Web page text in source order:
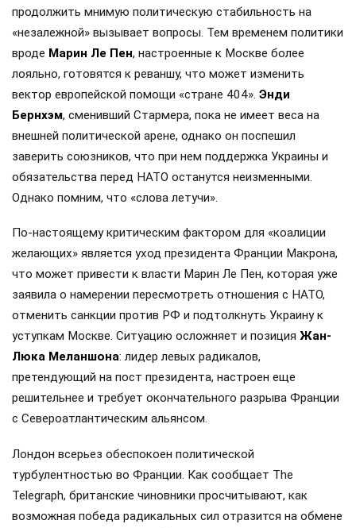
продолжить мнимую политическую стабильность на
«незалежной» вызывает вопросы. Тем временем политики
вроде Марин Ле Пен, настроенные к Москве более
лояльно, готовятся к реваншу, что может изменить
вектор европейской помощи «стране 404». Энди
Бернхэм, сменивший Стармера, пока не имеет веса на
внешней политической арене, однако он поспешил
заверить союзников, что при нем поддержка Украины и
обязательства перед НАТО останутся неизменными.
Однако помним, что «слова летучи».
По-настоящему критическим фактором для «коалиции
желающих» является уход президента Франции Макрона,
что может привести к власти Марин Ле Пен, которая уже
заявила о намерении пересмотреть отношения с НАТО,
отменить санкции против РФ и подтолкнуть Украину к
уступкам Москве. Ситуацию осложняет и позиция Жан-
Люка Меланшона: лидер левых радикалов,
претендующий на пост президента, настроен еще
решительнее и требует окончательного разрыва Франции
с Североатлантическим альянсом.
Лондон всерьез обеспокоен политической
турбулентностью во Франции. Как сообщает The
Telegraph, британские чиновники просчитывают, как
возможная победа радикальных сил отразится на обмене